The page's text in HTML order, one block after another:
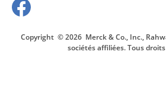
Copyright © 2026 Merck & Co., Inc.,
sociétés affiliées. Tous